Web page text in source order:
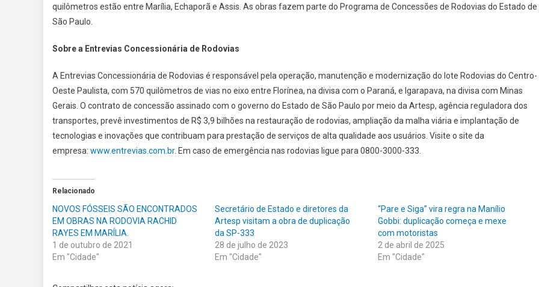
quilômetros estão entre Marília, Echaporã e Assis. As obras fazem parte do Programa de Concessões de Rodovias do Estado de
São Paulo.
Sobre a Entrevias Concessionária de Rodovias
A Entrevias Concessionária de Rodovias é responsável pela operação, manutenção e modernização do lote Rodovias do Centro-
Oeste Paulista, com 570 quilômetros de vias no eixo entre Florínea, na divisa com o Paraná, e Igarapava, na divisa com Minas
Gerais. O contrato de concessão assinado com o governo do Estado de São Paulo por meio da Artesp, agência reguladora dos
transportes, prevê investimentos de R$ 3,9 bilhões na restauração de rodovias, ampliação da malha viária e implantação de
tecnologias e inovações que contribuam para prestação de serviços de alta qualidade aos usuários. Visite o site da
empresa: www.entrevias.com.br. Em caso de emergência nas rodovias ligue para 0800-3000-333.
Relacionado
NOVOS FÓSSEIS SÃO ENCONTRADOS
EM OBRAS NA RODOVIA RACHID
RAYES EM MARÍLIA.
1 de outubro de 2021
Em "Cidade"
Secretário de Estado e diretores da
Artesp visitam a obra de duplicação
da SP-333
28 de julho de 2023
Em "Cidade"
“Pare e Siga” vira regra na Manílio
Gobbi: duplicação começa e mexe
com motoristas
2 de abril de 2025
Em "Cidade"